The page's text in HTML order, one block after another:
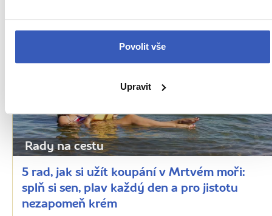
Povolit vše
Upravit
Rady na cestu
5 rad, jak si užít koupání v Mrtvém moři:
splň si sen, plav každý den a pro jistotu
nezapomeň krém